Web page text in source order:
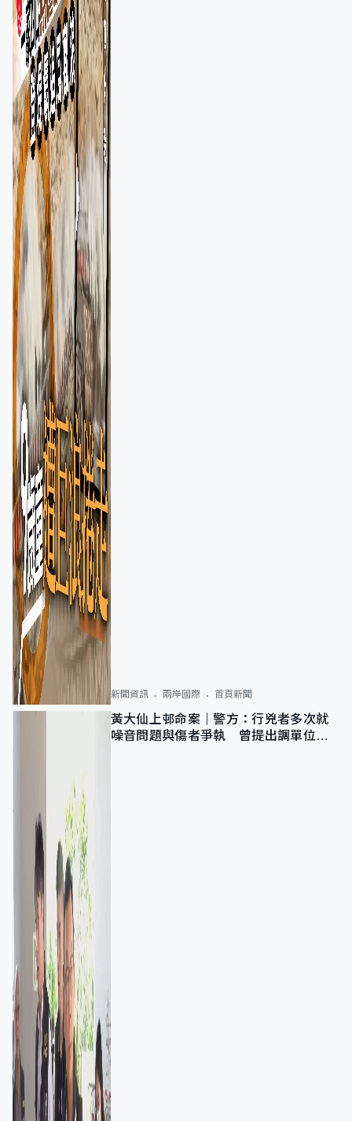
新聞資訊 兩岸國際 首頁新聞
黃大仙上邨命案｜警方：行兇者多次就
噪音問題與傷者爭執 曾提出調單位已